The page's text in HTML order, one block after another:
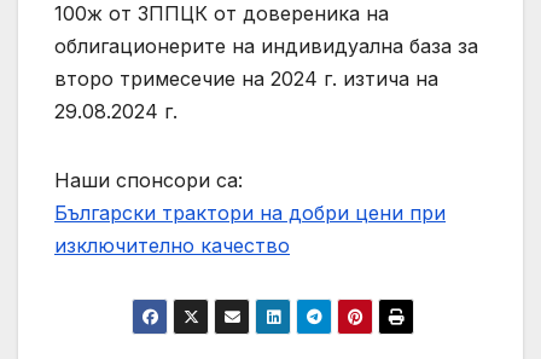
100ж от ЗППЦК от довереника на
облигационерите на индивидуална база за
второ тримесечие на 2024 г. изтича на
29.08.2024 г.
Наши спонсори са:
Български трактори на добри цени при
изключително качество